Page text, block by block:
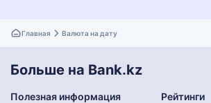
Главная Валюта на дату
Больше на Bank.kz
Полезная информация Рейтинги